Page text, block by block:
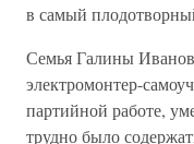
в самый
Семья Галины
электромонтер-
партийной работе,
трудно было